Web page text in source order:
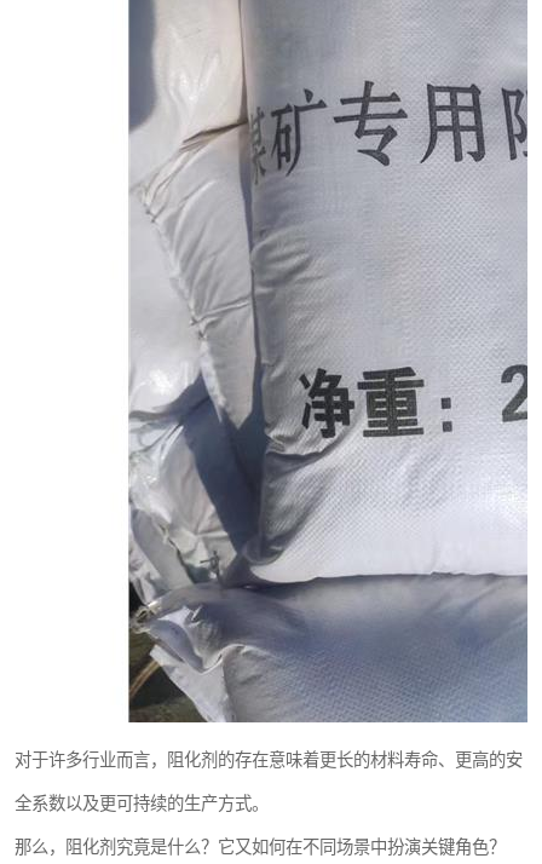
对于许多行业而言，阻化剂的存在意味着更长的材料寿命、更高的安
全系数以及更可持续的生产方式。
那么，阻化剂究竟是什么？它又如何在不同场景中扮演关键角色？